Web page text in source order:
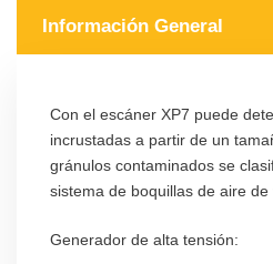
Información General
Con el escáner XP7 puede
incrustadas a partir de un
gránulos contaminados se
sistema de boquillas de aire de
Generador de alta tensión: